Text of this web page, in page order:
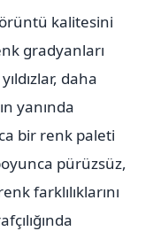
kalitesini
gradyanları
daha
yanında
bir renk paleti
pürüzsüz,
farklılıklarını